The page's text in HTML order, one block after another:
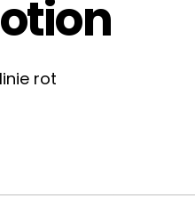
otion